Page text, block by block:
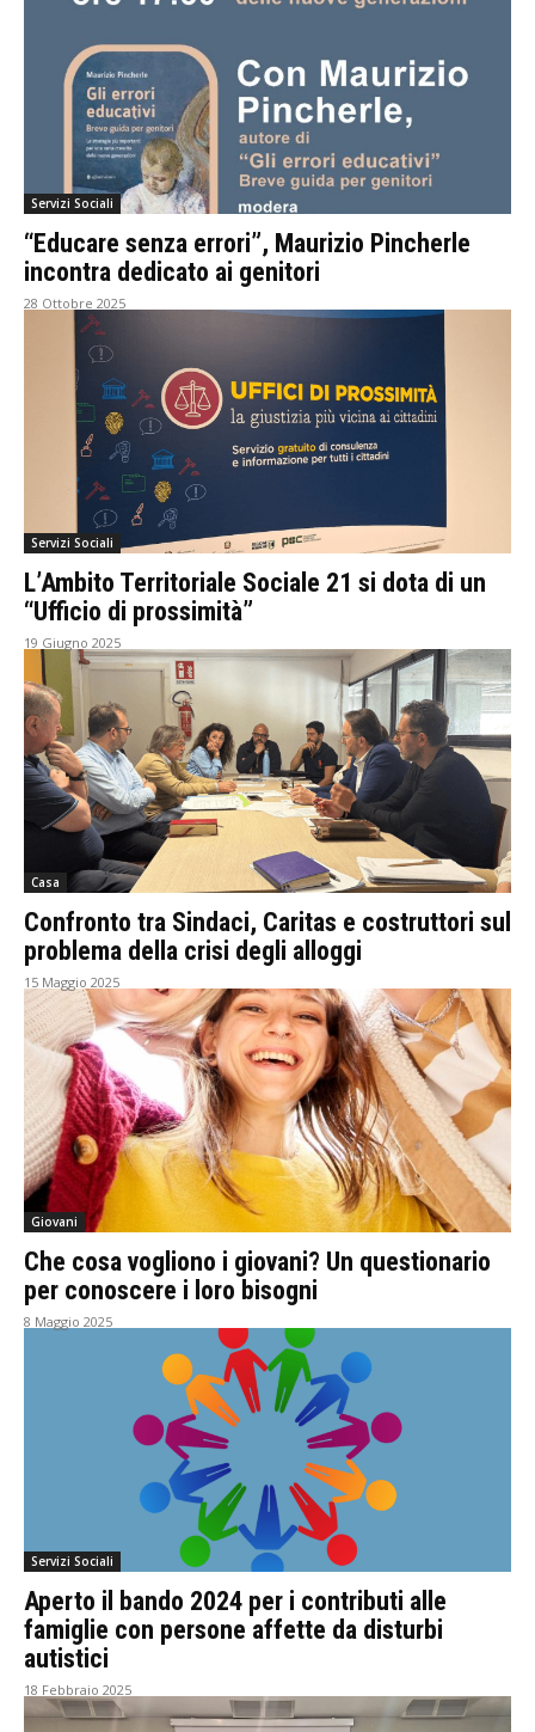
Servizi Sociali
“Educare senza errori”, Maurizio Pincherle
incontra dedicato ai genitori
28 Ottobre 2025
Servizi Sociali
L’Ambito Territoriale Sociale 21 si dota di un
“Ufficio di prossimità”
19 Giugno 2025
Casa
Confronto tra Sindaci, Caritas e costruttori sul
problema della crisi degli alloggi
15 Maggio 2025
Giovani
Che cosa vogliono i giovani? Un questionario
per conoscere i loro bisogni
8 Maggio 2025
Servizi Sociali
Aperto il bando 2024 per i contributi alle
famiglie con persone affette da disturbi
autistici
18 Febbraio 2025